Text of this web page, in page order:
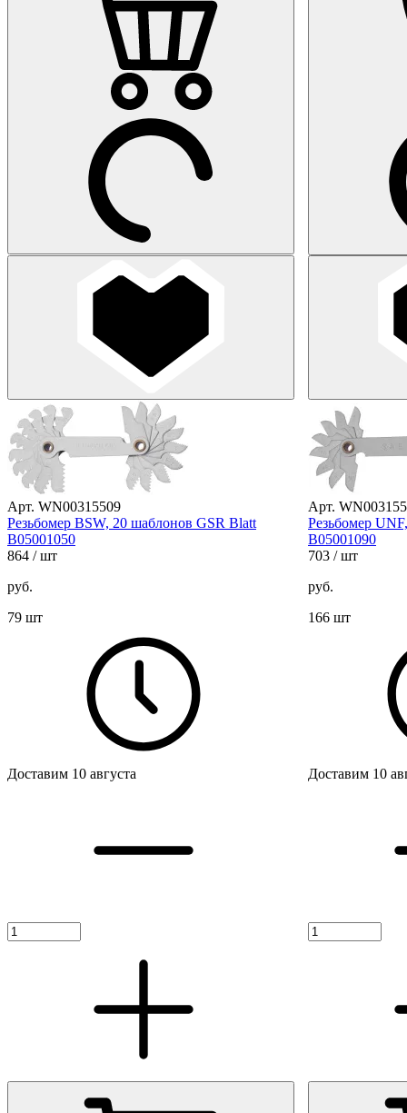
Арт. WN00315509
Резьбомер BSW, 20 шаблонов GSR Blatt
B05001050
864 / шт
руб.
79 шт
Доставим 10 августа
Арт.
Резьбомер
B05001090
703 / шт
руб.
166 шт
Доставим 10